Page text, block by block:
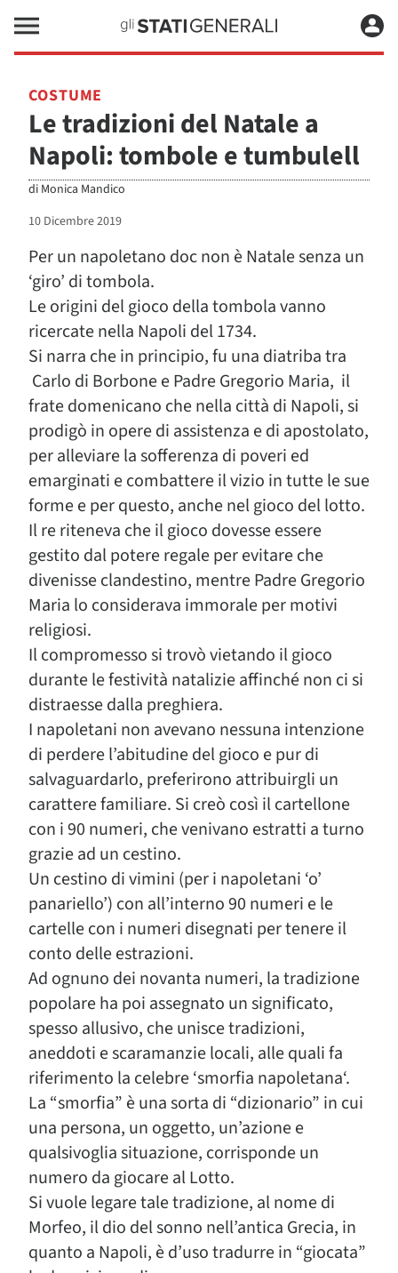
COSTUME
Le tradizioni del Natale a
Napoli: tombole e tumbulell
di Monica Mandico
10 Dicembre 2019
Per un napoletano doc non è Natale senza un
‘giro’ di tombola.
Le origini del gioco della tombola vanno
ricercate nella Napoli del 1734.
Si narra che in principio, fu una diatriba tra
Carlo di Borbone e Padre Gregorio Maria, il
frate domenicano che nella città di Napoli, si
prodigò in opere di assistenza e di apostolato,
per alleviare la sofferenza di poveri ed
emarginati e combattere il vizio in tutte le sue
forme e per questo, anche nel gioco del lotto.
Il re riteneva che il gioco dovesse essere
gestito dal potere regale per evitare che
divenisse clandestino, mentre Padre Gregorio
Maria lo considerava immorale per motivi
religiosi.
Il compromesso si trovò vietando il gioco
durante le festività natalizie affinché non ci si
distraesse dalla preghiera.
I napoletani non avevano nessuna intenzione
di perdere l’abitudine del gioco e pur di
salvaguardarlo, preferirono attribuirgli un
carattere familiare. Si creò così il cartellone
con i 90 numeri, che venivano estratti a turno
grazie ad un cestino.
Un cestino di vimini (per i napoletani ‘o’
panariello’) con all’interno 90 numeri e le
cartelle con i numeri disegnati per tenere il
conto delle estrazioni.
Ad ognuno dei novanta numeri, la tradizione
popolare ha poi assegnato un significato,
spesso allusivo, che unisce tradizioni,
aneddoti e scaramanzie locali, alle quali fa
riferimento la celebre ‘smorfia napoletana‘.
La “smorfia” è una sorta di “dizionario” in cui
una persona, un oggetto, un’azione e
qualsivoglia situazione, corrisponde un
numero da giocare al Lotto.
Si vuole legare tale tradizione, al nome di
Morfeo, il dio del sonno nell’antica Grecia, in
quanto a Napoli, è d’uso tradurre in “giocata”